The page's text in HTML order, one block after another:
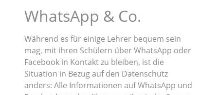
WhatsApp & Co.
Während es für einige Lehrer bequem sein
mag, mit ihren Schülern über WhatsApp oder
Facebook in Kontakt zu bleiben, ist die
Situation in Bezug auf den Datenschutz
anders: Alle Informationen auf WhatsApp und